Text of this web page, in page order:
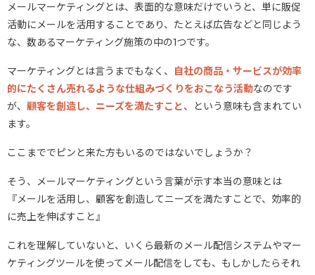
メールマーケティングとは、表面的な意味だけでいうと、単に販促
活動にメールを活用することであり、たとえば広告などと同じよう
な、数あるマーケティング施策の中の1つです。
マーケティングとは言うまでもなく、
自社の商品・サービスが効率
的にたくさん売れるような仕組みづくりをおこなう活動なのです
が、 顧客を創造し、ニーズを満たすこと、という意味も含まれてい
ます。
ここまででピンと来た方もいるのではないでしょうか？
そう、メールマーケティングという言葉が示す本当の意味とは
『メールを活用し、顧客を創造してニーズを満たすことで、効率的
に売上を伸ばすこと』
これを理解していないと、いくら最新のメール配信システムやマー
ケティングツールを使ってメール配信をしても、もしかしたらそれ